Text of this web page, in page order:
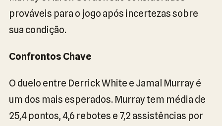
prováveis para o jogo após incertezas sobre
sua condição.
Confrontos Chave
O duelo entre Derrick White e Jamal Murray é
um dos mais esperados. Murray tem média de
25,4 pontos, 4,6 rebotes e 7,2 assistências por